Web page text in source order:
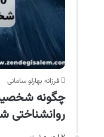
فرزانه بهارلو سامانی
روانشناختی